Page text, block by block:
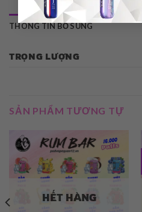
THÔNG TIN BỔ SUNG
TRỌNG LƯỢNG
SẢN PHẨM TƯƠNG TỰ
HẾT HÀNG